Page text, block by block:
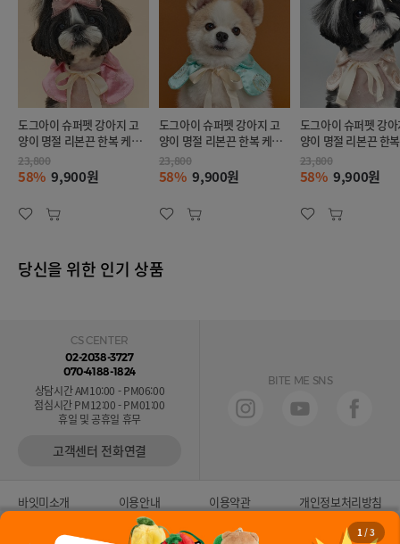
도그아이 슈퍼펫 강아지 고
양이 명절 리본끈 한복 케이
프 핑크 (M)
23,800
58% 9,900원
도그아이 슈퍼펫 강아지 고
양이 명절 리본끈 한복 케이
프 민트 (M)
23,800
58% 9,900원
도그아이 슈퍼펫 강
양이 명절 리본끈 한
프 아이보리 (M)
23,800
58% 9,900원
당신을 위한 인기 상품
2/3
CS CENTER
02-2038-3727
070-4188-1824
상담시간 AM10:00 - PM06:00
점심시간 PM12:00 - PM01:00
휴일 및 공휴일 휴무
고객센터 전화연결
BITE ME SNS
바잇미소개 이용안내 이용약관 개인정보처리방침